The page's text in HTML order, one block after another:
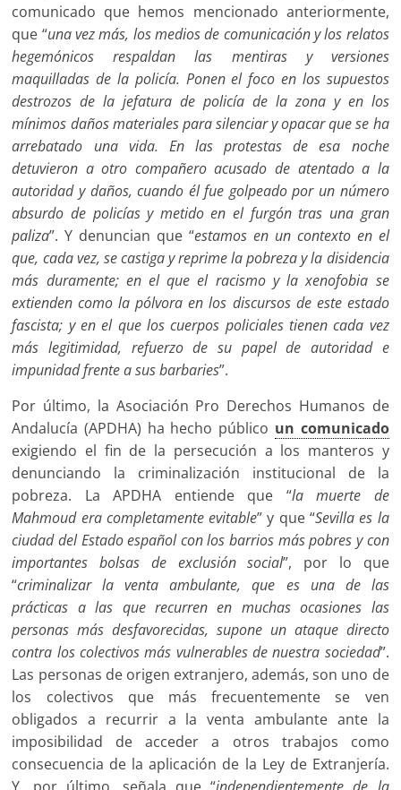
comunicado que hemos mencionado anteriormente,
que “una vez más, los medios de comunicación y los relatos
hegemónicos respaldan las mentiras y versiones
maquilladas de la policía. Ponen el foco en los supuestos
destrozos de la jefatura de policía de la zona y en los
mínimos daños materiales para silenciar y opacar que se ha
arrebatado una vida. En las protestas de esa noche
detuvieron a otro compañero acusado de atentado a la
autoridad y daños, cuando él fue golpeado por un número
absurdo de policías y metido en el furgón tras una gran
paliza”. Y denuncian que “estamos en un contexto en el
que, cada vez, se castiga y reprime la pobreza y la disidencia
más duramente; en el que el racismo y la xenofobia se
extienden como la pólvora en los discursos de este estado
fascista; y en el que los cuerpos policiales tienen cada vez
más legitimidad, refuerzo de su papel de autoridad e
impunidad frente a sus barbaries”.
Por último, la Asociación Pro Derechos Humanos de
Andalucía (APDHA) ha hecho público un comunicado
exigiendo el fin de la persecución a los manteros y
denunciando la criminalización institucional de la
pobreza. La APDHA entiende que “la muerte de
Mahmoud era completamente evitable” y que “Sevilla es la
ciudad del Estado español con los barrios más pobres y con
importantes bolsas de exclusión social”, por lo que
“criminalizar la venta ambulante, que es una de las
prácticas a las que recurren en muchas ocasiones las
personas más desfavorecidas, supone un ataque directo
contra los colectivos más vulnerables de nuestra sociedad”.
Las personas de origen extranjero, además, son uno de
los colectivos que más frecuentemente se ven
obligados a recurrir a la venta ambulante ante la
imposibilidad de acceder a otros trabajos como
consecuencia de la aplicación de la Ley de Extranjería.